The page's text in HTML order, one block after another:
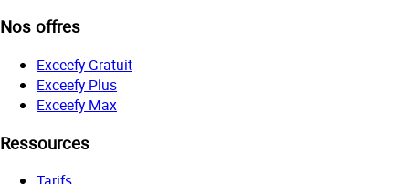
Nos offres
Exceefy Gratuit
Exceefy Plus
Exceefy Max
Ressources